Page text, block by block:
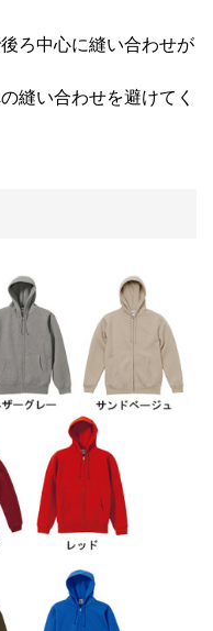
ろ中心に縫い合わせが
縫い合わせを避けてく